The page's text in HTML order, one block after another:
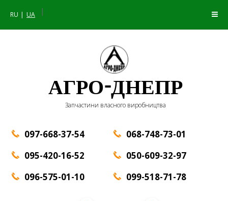
RU UA |
АГРО-ДНЕПР
Запчастини власного виробництва
097-668-37-54
095-420-16-52
096-575-01-10
068-748-73-01
050-609-32-97
099-518-71-78